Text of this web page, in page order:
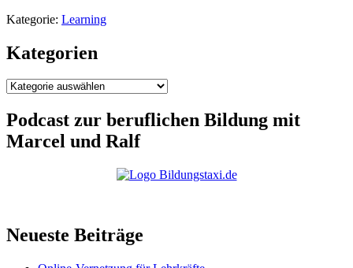
Kategorie: Learning
Kategorien
Kategorien
Podcast zur beruflichen Bildung mit
Marcel und Ralf
Neueste Beiträge